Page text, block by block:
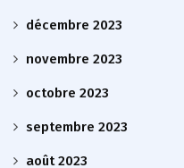
décembre 2023
novembre 2023
octobre 2023
septembre 2023
août 2023